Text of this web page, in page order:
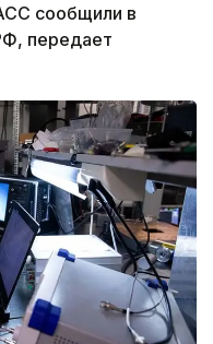
сообщили в
передает